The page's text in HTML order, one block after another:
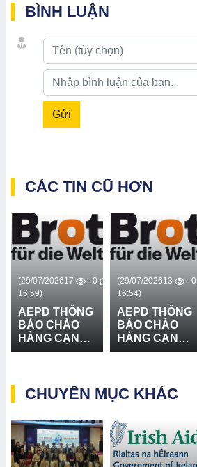
BÌNH LUẬN
Gửi
CÁC TIN CŨ HƠN
(29/07/2026
16:59)
17 - 0
AEPD THÔNG
BÁO CHÀO
HÀNG CẠNH
TRANH CUNG
THỐNG LOA
THANH - LẦN
2
(29/07/2026
16:54)
13 - 0
AEPD THÔNG
BÁO CHÀO
HÀNG CẠNH
TRANH CUNG
CỨU HỘ VÀ
CHỐNG
THIÊN TAI -
LẦN 2
CHUYÊN MỤC KHÁC